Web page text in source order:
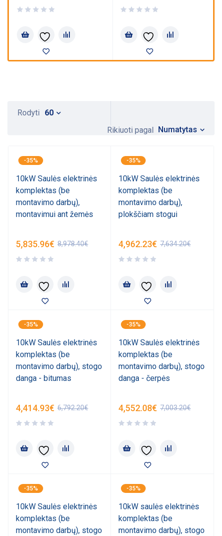
Rikiuoti pagal Numatytas
Rodyti 60
-35%
10kW Saulės elektrinės
komplektas (be
montavimo darbų),
montavimui ant žemės
8,978.40€
5,835.96€
-35%
10kW Saulės elektrinės
komplektas (be
montavimo darbų),
plokščiam stogui
7,634.20€
4,962.23€
-35%
10kW Saulės elektrinės
komplektas (be
montavimo darbų), stogo
danga - bitumas
6,792.20€
4,414.93€
-35%
10kW Saulės elektrinės
komplektas (be
montavimo darbų), stogo
danga - čerpės
7,003.20€
4,552.08€
-35%
10kW Saulės elektrinės
komplektas (be
montavimo darbų), stogo
-35%
10kW saulės elektrinės
komplektas (be
montavimo darbų), stogo